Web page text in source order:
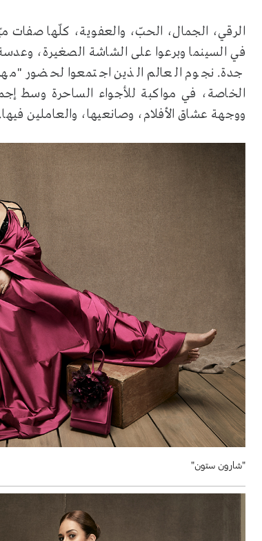
الرقي، الجمال، الحبّ، والعفوية، كلّها صفات
في السينما وبرعوا على الشاشة الصغيرة،
جدة. نجوم العالم الذين اجتمعوا لحضور
الخاصة، في مواكبة للأجواء الساحرة وسط
ووجهة عشاق الأفلام، وصانعيها، والعاملين فيها.
"شارون ستون"